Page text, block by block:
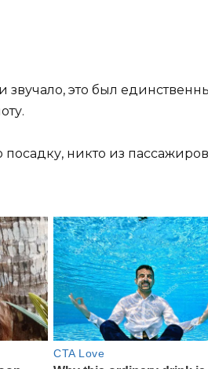
звучало, это был
никто из